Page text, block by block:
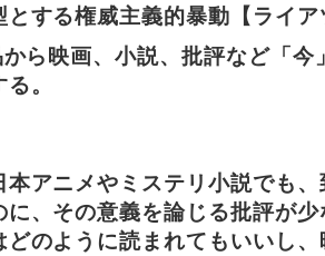
とする権威主義的暴動【ライ
ら映画、小説、批評など「
。
アニメやミステリ小説でも
に、その意義を論じる批評が
どのように読まれてもいいし